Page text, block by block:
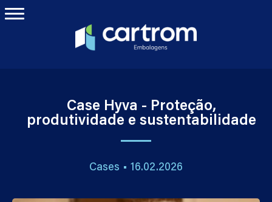
Case Hyva - Proteção,
produtividade e sustentabilidade
Cases • 16.02.2026